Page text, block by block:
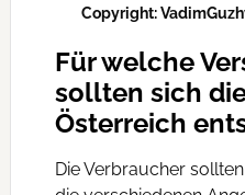
Copyright:
Für welche
sollten sich
Österreich
Die Verbraucher